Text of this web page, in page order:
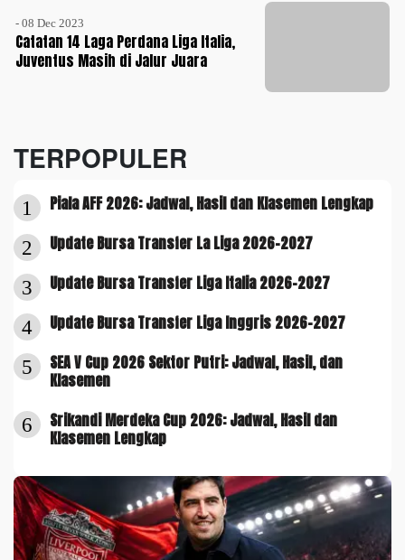
- 08 Dec 2023
Catatan 14 Laga Perdana Liga Italia,
Juventus Masih di Jalur Juara
TERPOPULER
1 Piala AFF 2026: Jadwal, Hasil dan Klasemen Lengkap
2 Update Bursa Transfer La Liga 2026-2027
3 Update Bursa Transfer Liga Italia 2026-2027
4 Update Bursa Transfer Liga Inggris 2026-2027
5
SEA V Cup 2026 Sektor Putri: Jadwal, Hasil, dan
Klasemen
6
Srikandi Merdeka Cup 2026: Jadwal, Hasil dan
Klasemen Lengkap